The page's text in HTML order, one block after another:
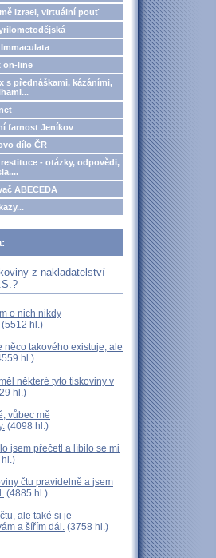
Izrael, virtuální pouť
on-line
s přednáškami, kázáními,
farnost Jeníkov
dílo ČR
- otázky, odpovědi,
ABECEDA
z nakladatelství
o nich nikdy
(5512 hl.)
něco takového existuje, ale
hl.)
některé tyto tiskoviny v
hl.)
vůbec mě
(4098 hl.)
jsem přečetl a líbilo se mi
čtu pravidelně a jsem
(4885 hl.)
ale také si je
a šířím dál. (3758 hl.)